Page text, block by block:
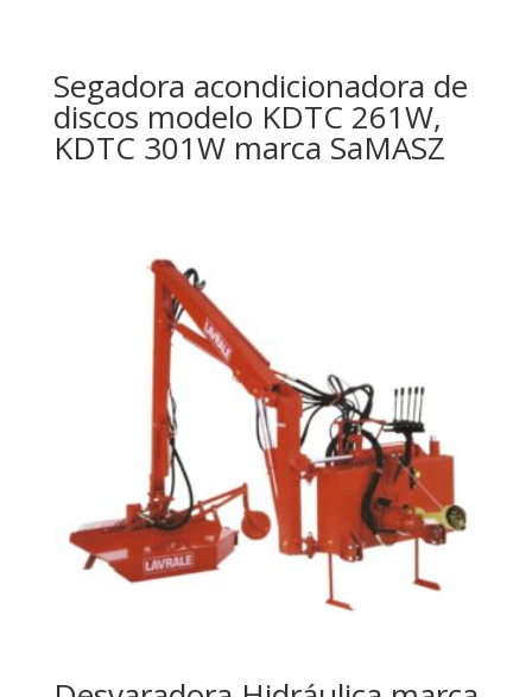
Segadora acondicionadora de
discos modelo KDTC 261W,
KDTC 301W marca SaMASZ